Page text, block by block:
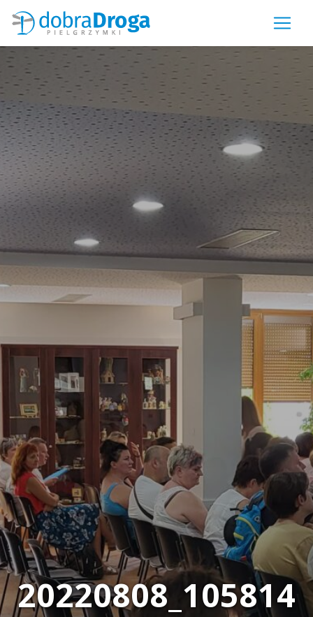
20220808_105814